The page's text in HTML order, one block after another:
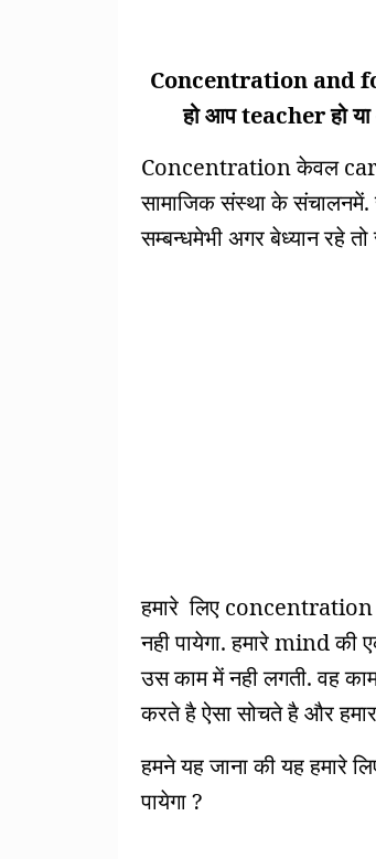
Concentration and
हो आप teacher हो
Concentration केवल
सामाजिक संस्था के संचालनमें.
सम्बन्धमेभी अगर बेध्यान रहे
हमारे लिए concentration
नही पायेगा. हमारे mind की
उस काम में नही लगती. वह
करते है ऐसा सोचते है और
हमने यह जाना की यह हमारे
पायेगा ?